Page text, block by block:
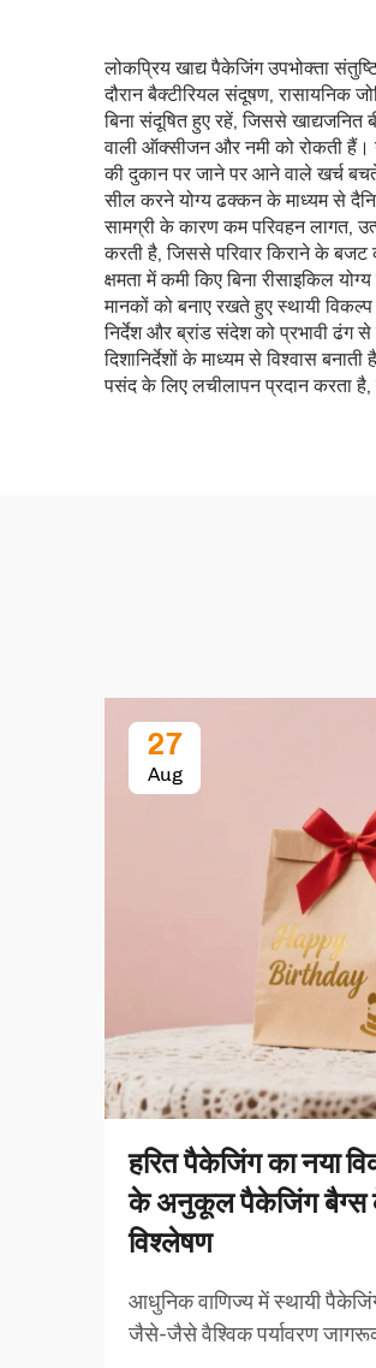
लोकप्रिय खाद्य पैकेजिंग उपभोक्ता
दौरान बैक्टीरियल संदूषण, रासायनिक
बिना संदूषित हुए रहें, जिससे
वाली ऑक्सीजन और नमी को रोकती हैं।
की दुकान पर जाने पर आने वाले खर्च
सील करने योग्य ढक्कन के माध्यम से
सामग्री के कारण कम परिवहन लागत,
करती है, जिससे परिवार किराने के बजट
क्षमता में कमी किए बिना रीसाइकिल
मानकों को बनाए रखते हुए स्थायी
निर्देश और ब्रांड संदेश को प्रभावी ढंग
दिशानिर्देशों के माध्यम से विश्वास
पसंद के लिए लचीलापन प्रदान करता
27
Aug
हरित पैकेजिंग का नया
के अनुकूल पैकेजिंग बैग्स
विश्लेषण
आधुनिक वाणिज्य में स्थायी
जैसे-जैसे वैश्विक पर्यावरण